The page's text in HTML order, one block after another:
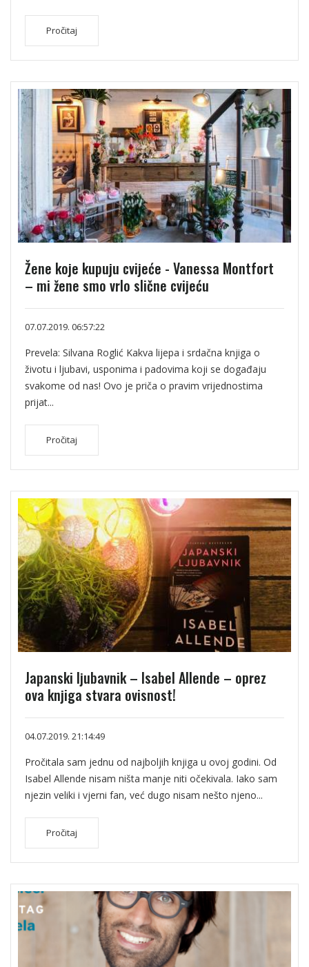
Pročitaj
Žene koje kupuju cvijeće - Vanessa Montfort
– mi žene smo vrlo slične cvijeću
07.07.2019. 06:57:22
Prevela: Silvana Roglić Kakva lijepa i srdačna knjiga o
životu i ljubavi, usponima i padovima koji se događaju
svakome od nas! Ovo je priča o pravim vrijednostima
prijat...
Pročitaj
Japanski ljubavnik – Isabel Allende – oprez
ova knjiga stvara ovisnost!
04.07.2019. 21:14:49
Pročitala sam jednu od najboljih knjiga u ovoj godini. Od
Isabel Allende nisam ništa manje niti očekivala. Iako sam
njezin veliki i vjerni fan, već dugo nisam nešto njeno...
Pročitaj